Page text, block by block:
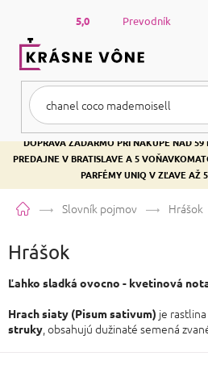
obsah
DOPRAVA ZADARMO PRI NÁKUPE NAD 59
PREDAJNE V BRATISLAVE A 5
PARFÉMY UNIQ V ZĽAVE AŽ
5,0 Prevodník
DomovSlovník pojmov Hrášok
Hrášok
Ľahko sladká ovocno - kvetinová
Hrach siaty (Pisum sativum) je
struky, obsahujú dužinaté semená